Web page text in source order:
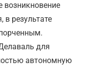
возникновение
в результате
для
автономную